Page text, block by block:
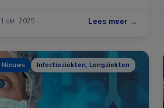
1 okt. 2025 Lees meer →
Nieuws Infectieziekten, Longziekten